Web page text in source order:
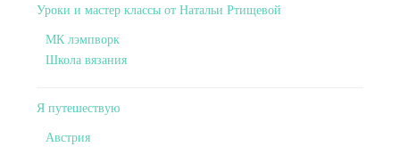
Уроки и мастер классы от Натальи Ртищевой
МК лэмпворк
Школа вязания
Я путешествую
Австрия